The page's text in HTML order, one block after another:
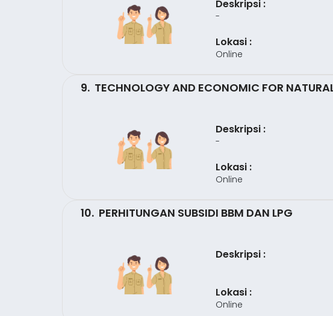
Deskripsi :
-
Lokasi :
Online
9. TECHNOLOGY AND ECONOMIC FOR
Deskripsi :
-
Lokasi :
Online
10. PERHITUNGAN SUBSIDI BBM DAN LPG
Deskripsi :
Lokasi :
Online